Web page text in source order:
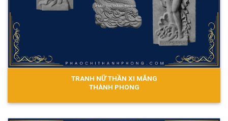
TRANH NỮ THẦN XI MĂNG
THÀNH PHONG